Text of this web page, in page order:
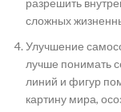
разрешить
сложных
Улучшение
лучше понимать
линий и фигур
картину мира,